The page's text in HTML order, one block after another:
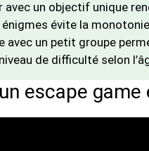
avec un objectif unique
évite la
avec un petit groupe
de difficulté selon
escape